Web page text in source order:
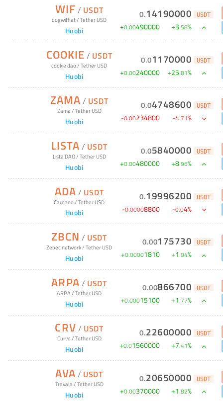
WIF / USDT
dogwifhat/Tether USD
Huobi
0.14190000 USDT
+0.00490000 +3.58%
COOKIE / USDT
cookie dao/Tether USD
Huobi
0.01170000 USDT
+0.00240000 +25.81%
ZAMA / USDT
Zama/Tether USD
Huobi
0.04748600 USDT
-0.00234800 -4.71%
LISTA / USDT
Lista DAO/Tether USD
Huobi
0.05840000 USDT
+0.00480000 +8.96%
ADA / USDT
Cardano/Tether USD
Huobi
0.19996200 USDT
-0.00008800 -0.04%
ZBCN / USDT
Zebec network/Tether USD
Huobi
0.00175730 USDT
+0.00001810 +1.04%
ARPA / USDT
ARPA/Tether USD
Huobi
0.00866700 USDT
+0.00015100 +1.77%
CRV / USDT
Curve/Tether USD
Huobi
0.22600000 USDT
+0.01560000 +7.41%
AVA / USDT
Travala/Tether USD
Huobi
0.20650000 USDT
+0.00370000 +1.82%